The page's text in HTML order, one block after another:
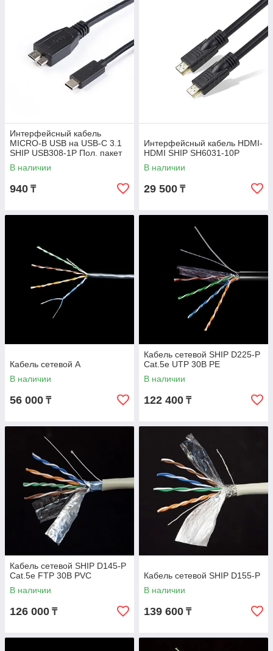
Интерфейсный кабель
MICRO-B USB на USB-C 3.1
SHIP USB308-1P Пол. пакет
В наличии
940 ₸
Интерфейсный кабель HDMI-
HDMI SHIP SH6031-10P
В наличии
29 500 ₸
Кабель сетевой A
В наличии
56 000 ₸
Кабель сетевой SHIP D225-P
Cat.5e UTP 30В РЕ
В наличии
122 400 ₸
Кабель сетевой SHIP D145-P
Cat.5e FTP 30В PVC
В наличии
126 000 ₸
Кабель сетевой SHIP D155-P
В наличии
139 600 ₸